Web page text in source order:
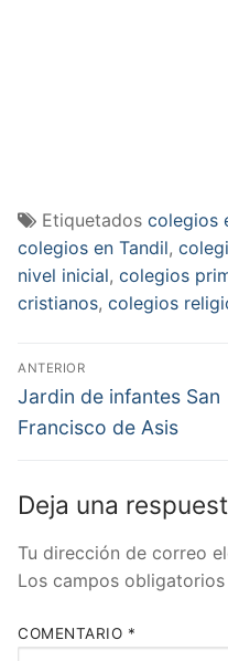
Etiquetados colegios
colegios en Tandil,
nivel inicial, colegios
cristianos, colegios
Navegación
de
entradas
ANTERIOR
Entrada
anterior:
Jardin de infantes San
Francisco de Asis
Deja una
Tu dirección de correo
Los campos
COMENTARIO *